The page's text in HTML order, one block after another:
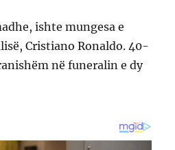
ishte mungesa e
Cristiano Ronaldo. 40-
në funeralin e dy